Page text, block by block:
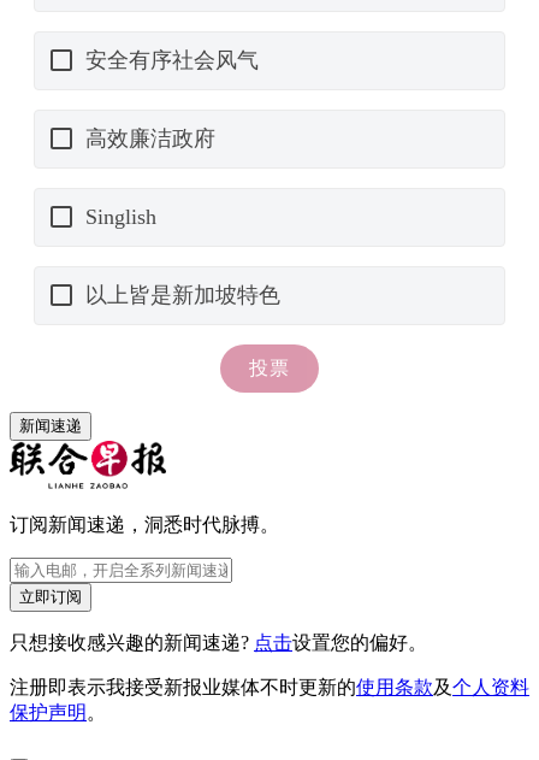
新闻速递
订阅新闻速递，洞悉时代脉搏。
立即订阅
只想接收感兴趣的新闻速递? 点击设置您的偏好。
注册即表示我接受新报业媒体不时更新的使用条款及个人资料
保护声明 。